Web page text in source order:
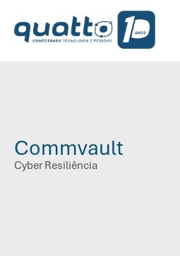
Commvault
Cyber Resiliência